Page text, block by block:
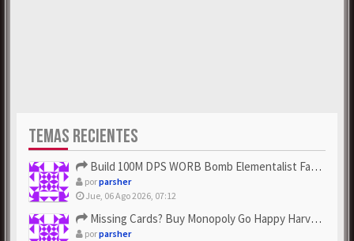
TEMAS RECIENTES
Build 100M DPS WORB Bomb Elementalist Fast - Grab POE Curren...
porparsher
Jue, 06 Ago 2026, 07:12
Missing Cards? Buy Monopoly Go Happy Harvest with Looney Tun...
porparsher